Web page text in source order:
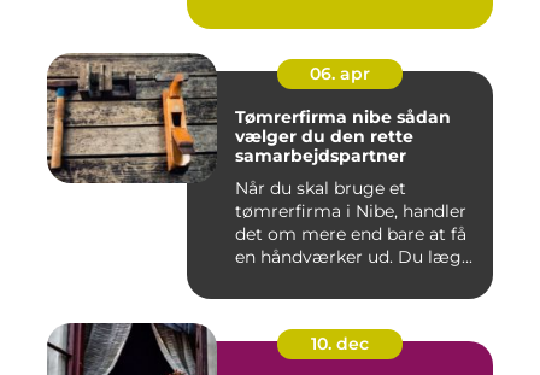
06. apr
Tømrerfirma nibe sådan
vælger du den rette
samarbejdspartner
Når du skal bruge et
tømrerfirma i Nibe, handler
det om mere end bare at få
en håndværker ud. Du læg...
10. dec